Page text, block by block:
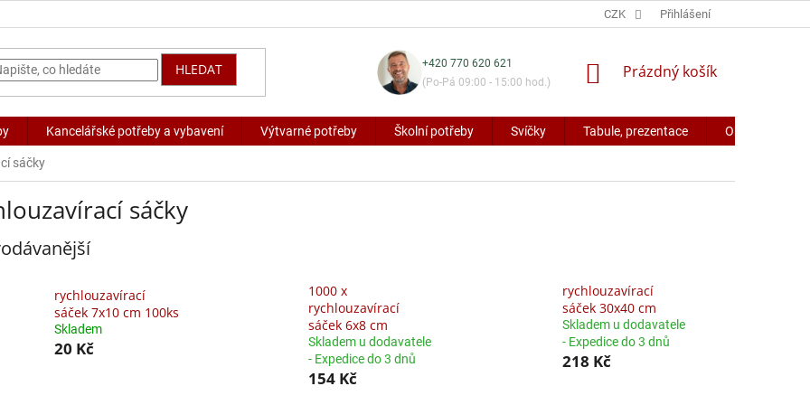
CZK Přihlášení
HLEDAT
+420 770 620 621
(Po-Pá 09:00 - 15:00 hod.)
NÁKUPNÍ
Prázdný košík
Kancelářské potřeby a vybavení Výtvarné potřeby Školní potřeby Svíčky Tabule, prezentace Obaly a
sáčky
sáčky
rychlouzavírací
sáček 7x10 cm 100ks
Skladem
20 Kč
1000 x
rychlouzavírací
sáček 6x8 cm
Skladem u dodavatele
- Expedice do 3 dnů
154 Kč
rychlouzavírací
sáček 30x40 cm
Skladem u dodavatele
- Expedice do 3 dnů
218 Kč